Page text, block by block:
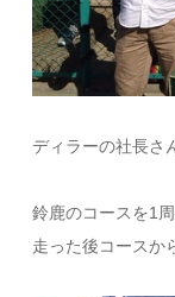
ディラーの社長さ
鈴鹿のコースを1
走った後コース